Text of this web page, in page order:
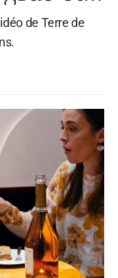
de Terre de